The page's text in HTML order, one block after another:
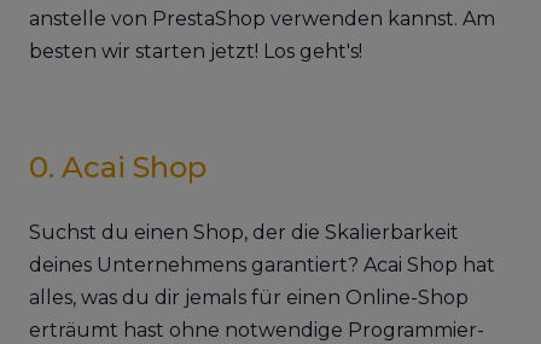
anstelle von PrestaShop verwenden kannst. Am
besten wir starten jetzt! Los geht's!
0. Acai Shop
Suchst du einen Shop, der die Skalierbarkeit
deines Unternehmens garantiert? Acai Shop hat
alles, was du dir jemals für einen Online-Shop
erträumt hast ohne notwendige Programmier-